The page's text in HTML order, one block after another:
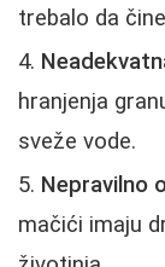
trebalo da
hranjenja
sveže vode.
Nepravilno
mačići imaju